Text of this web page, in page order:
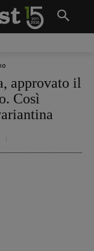
approvato il
Così